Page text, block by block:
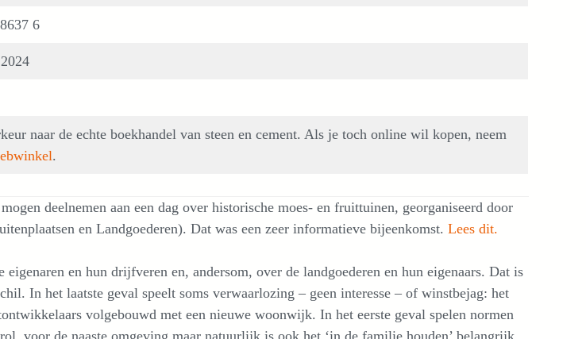
6
naar de echte boekhandel van steen en cement. Als je toch online wil kopen, neem
.
deelnemen aan een dag over historische moes- en fruittuinen, georganiseerd door
en Landgoederen). Dat was een zeer informatieve bijeenkomst. Lees dit.
eigenaren en hun drijfveren en, andersom, over de landgoederen en hun eigenaars. Dat is
In het laatste geval speelt soms verwaarlozing – geen interesse – of winstbejag: het
volgebouwd met een nieuwe woonwijk. In het eerste geval spelen normen
voor de naaste omgeving maar natuurlijk is ook het ‘in de familie houden’ belangrijk.